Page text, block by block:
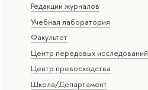
Редакции журналов
Учебная лаборатория
Факультет
Центр передовых исследований
Центр превосходства
Школа/Департамент